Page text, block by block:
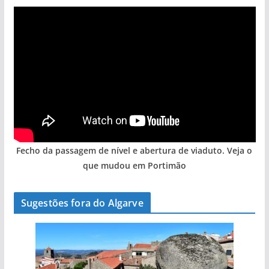
Fecho da passagem de nível e abertura de viaduto. Veja o
que mudou em Portimão
Sugestões fora do Algarve